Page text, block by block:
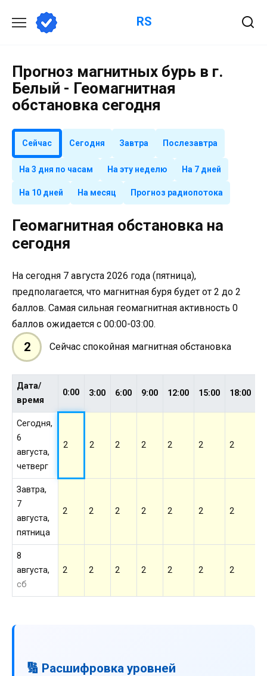
содержанию
RS
Прогноз магнитных бурь в г.
Белый - Геомагнитная
обстановка сегодня
Сейчас Сегодня Завтра Послезавтра
На 3 дня по часам На эту неделю На 7 дней
На 10 дней На месяц Прогноз радиопотока
Геомагнитная обстановка на
сегодня
На сегодня 7 августа 2026 года (пятница),
предполагается, что магнитная буря будет от 2 до 2
баллов. Самая сильная геомагнитная активность 0
баллов ожидается с 00:00-03:00.
2 Сейчас спокойная магнитная обстановка
Дата/
время
0:00 3:00 6:00 9:00 12:00 15:00 18:00
Сегодня,
6
августа,
четверг
2 2 2 2 2 2 2
Завтра,
7
августа,
пятница
2 2 2 2 2 2 2
8
августа,
сб
2 2 2 2 2 2 2
🔢 Расшифровка уровней